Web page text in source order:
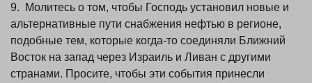
9. Молитесь о том, чтобы Господь установил новые и
альтернативные пути снабжения нефтью в регионе,
подобные тем, которые когда-то соединяли Ближний
Восток на запад через Израиль и Ливан с другими
странами. Просите, чтобы эти события принесли